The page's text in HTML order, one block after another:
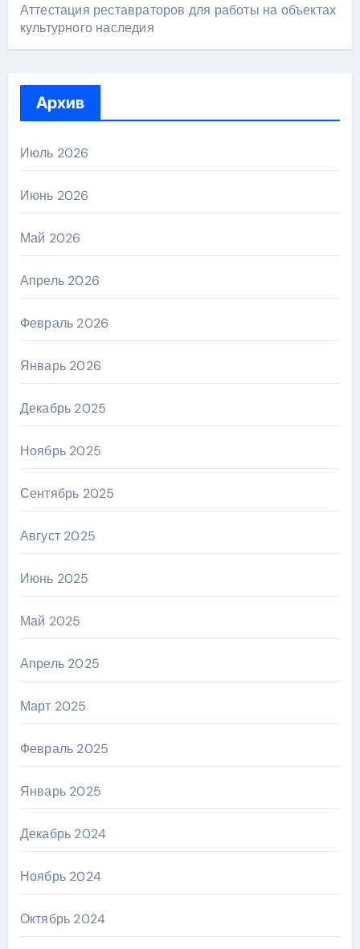
Аттестация реставраторов для работы на объектах
культурного наследия
Архив
Июль 2026
Июнь 2026
Май 2026
Апрель 2026
Февраль 2026
Январь 2026
Декабрь 2025
Ноябрь 2025
Сентябрь 2025
Август 2025
Июнь 2025
Май 2025
Апрель 2025
Март 2025
Февраль 2025
Январь 2025
Декабрь 2024
Ноябрь 2024
Октябрь 2024